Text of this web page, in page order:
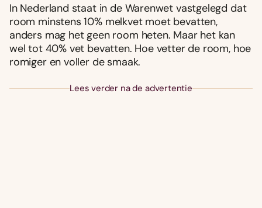
In Nederland staat in de Warenwet vastgelegd dat
room minstens 10% melkvet moet bevatten,
anders mag het geen room heten. Maar het kan
wel tot 40% vet bevatten. Hoe vetter de room, hoe
romiger en voller de smaak.
Lees verder na de advertentie